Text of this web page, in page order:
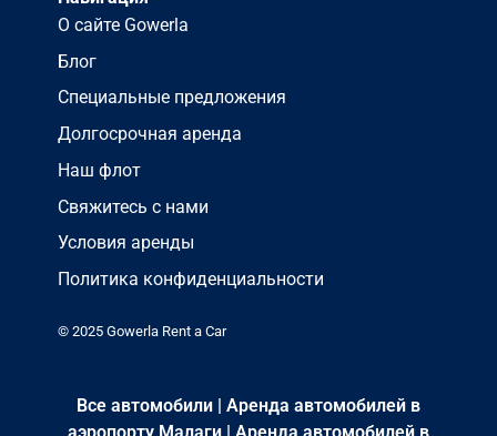
О сайте Gowerla
Блог
Специальные предложения
Долгосрочная аренда
Наш флот
Свяжитесь с нами
Условия аренды
Политика конфиденциальности
© 2025 Gowerla Rent a Car
Все автомобили | Аренда автомобилей в
аэропорту Малаги | Аренда автомобилей в